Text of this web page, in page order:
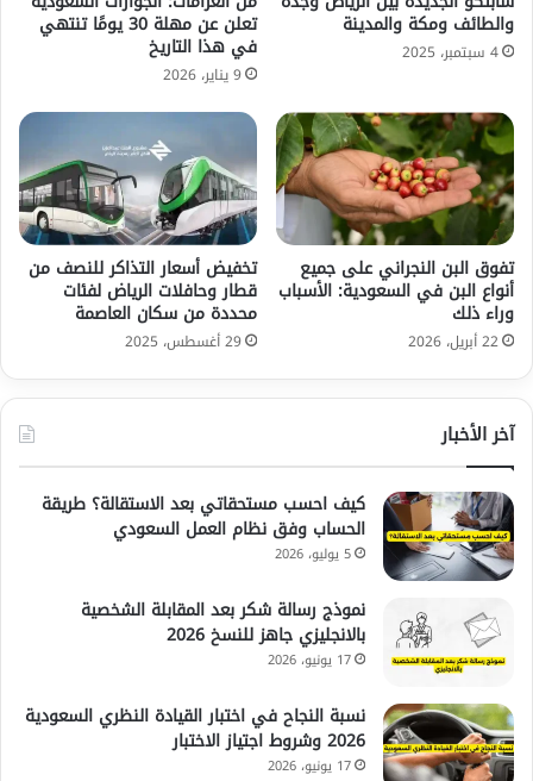
والطائف ومكة والمدينة
4 سبتمبر، 2025
تعلن عن مهلة 30 يومًا تنتهي
في هذا التاريخ
9 يناير، 2026
تفوق البن النجراني على جميع
أنواع البن في السعودية: الأسباب
وراء ذلك
22 أبريل، 2026
تخفيض أسعار التذاكر للنصف من
قطار وحافلات الرياض لفئات
محددة من سكان العاصمة
29 أغسطس، 2025
آخر الأخبار
كيف احسب مستحقاتي بعد الاستقالة؟ طريقة
الحساب وفق نظام العمل السعودي
5 يوليو، 2026
نموذج رسالة شكر بعد المقابلة الشخصية
بالانجليزي جاهز للنسخ 2026
17 يونيو، 2026
نسبة النجاح في اختبار القيادة النظري السعودية
2026 وشروط اجتياز الاختبار
17 يونيو، 2026